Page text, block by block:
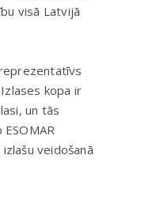
visā Latvijā
kopa ir
un tās
veidošanā